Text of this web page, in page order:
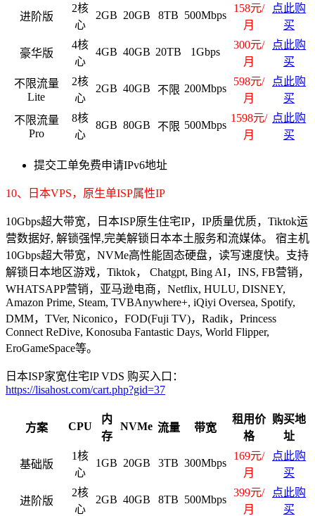
进阶版
2核
心
2GB 20GB 8TB 500Mbps
158元/
月
点此购
买
豪华版
4核
心
4GB 40GB 20TB 1Gbps
300元/
月
点此购
买
不限流量
Lite
2核
心
2GB 40GB 不限 200Mbps
598元/
月
点此购
买
不限流量
Pro
8核
心
8GB 80GB 不限 500Mbps
1598元/
月
点此购
买
提交工单免费申请IPv6地址
10、日本VPS，原生单ISP属性IP
10Gbps超大带宽，日本ISP原生住宅IP，IP质量优质，Tiktok运
营数据好, 解锁强悍,完美解锁日本本土服务和流媒体。 宿主机
10Gbps超大带宽，NVMe高性能固态硬盘，读写速度快。支持
解锁日本地区游戏，Tiktok， Chatgpt, Bing AI，INS, FB营销，
WHATSAPP营销，亚马逊电商，Netflix, HULU, DISNEY,
Amazon Prime, Steam, TVBAnywhere+, iQiyi Oversea, Spotify,
DMM，TVer, Niconico，FOD(Fuji TV)，Radik，Princess
Connect ReDive, Konosuba Fantastic Days, World Flipper,
EroGameSpace等。
日本ISP家宽住宅IP VDS 购买入口：
https://lisahost.com/cart.php?gid=37
方案 CPU
内
存
NVMe 流量 带宽
租用价
格
购买地
址
基础版
1核
心
1GB 20GB 3TB 300Mbps
169元/
月
点此购
买
进阶版
2核
心
2GB 40GB 8TB 500Mbps
399元/
月
点此购
买